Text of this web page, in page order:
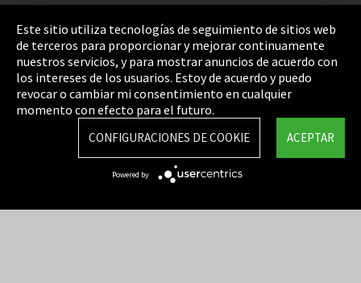
Pie de imprenta
Política de privacidad
Cookie Settings
Términos y Condiciones
Mapa del sitio
Integrity Line
Este sitio utiliza tecnologías de seguimiento de sitios web
de terceros para proporcionar y mejorar continuamente
nuestros servicios, y para mostrar anuncios de acuerdo con
los intereses de los usuarios. Estoy de acuerdo y puedo
revocar o cambiar mi consentimiento en cualquier
momento con efecto para el futuro.
ACEPTAR
CONFIGURACIONES DE COOKIE
Powered by